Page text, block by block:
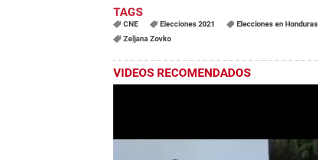
CNE Elecciones 2021 Elecciones en Honduras
Zeljana Zovko
VIDEOS RECOMENDADOS